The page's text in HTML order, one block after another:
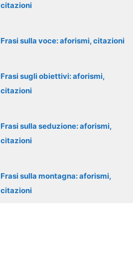
citazioni
Frasi sulla voce: aforismi, citazioni
Frasi sugli obiettivi: aforismi,
citazioni
Frasi sulla seduzione: aforismi,
citazioni
Frasi sulla montagna: aforismi,
citazioni